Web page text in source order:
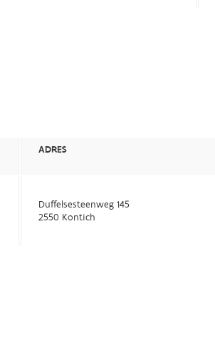
ADRES
Duffelsesteenweg 145
2550 Kontich